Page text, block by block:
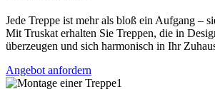
Jede Treppe ist mehr als bloß ein Aufgang –
Mit Truskat erhalten Sie Treppen, die in
überzeugen und sich harmonisch in Ihr
Angebot anfordern